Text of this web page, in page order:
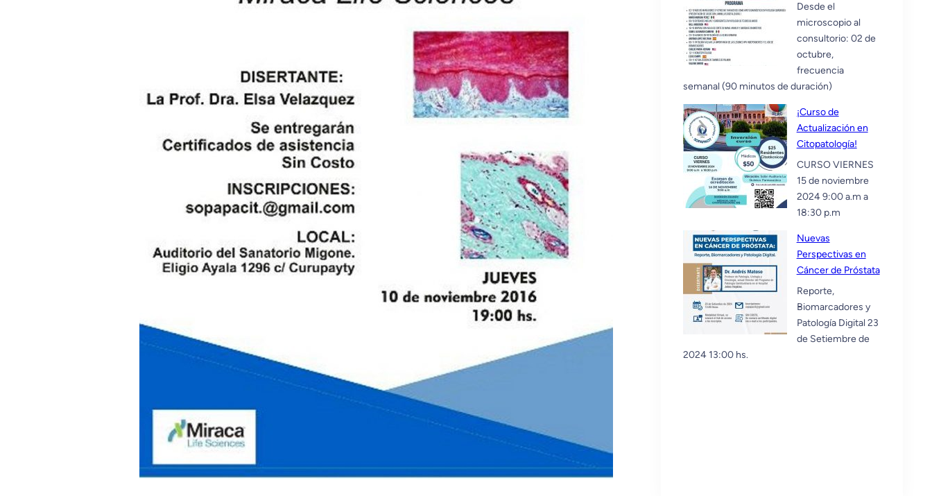
Desde el
microscopio al
consultorio: 02 de
octubre,
frecuencia
semanal (90 minutos de duración)
¡Curso de
Actualización en
Citopatología!
CURSO VIERNES
15 de noviembre
2024 9:00 a.m a
18:30 p.m
Nuevas
Perspectivas en
Cáncer de Próstata
Reporte,
Biomarcadores y
Patología Digital 23
de Setiembre de
2024 13:00 hs.